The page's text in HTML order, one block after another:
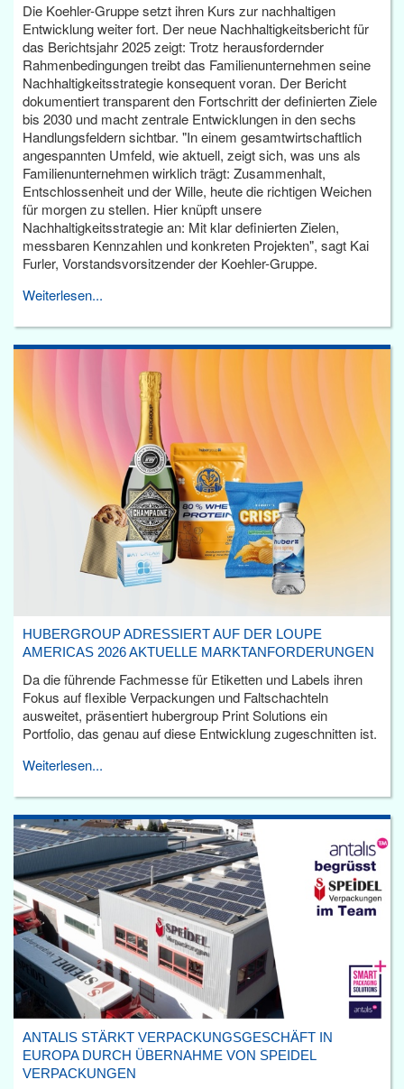
Die Koehler-Gruppe setzt ihren Kurs zur nachhaltigen
Entwicklung weiter fort. Der neue Nachhaltigkeitsbericht für
das Berichtsjahr 2025 zeigt: Trotz herausfordernder
Rahmenbedingungen treibt das Familienunternehmen seine
Nachhaltigkeitsstrategie konsequent voran. Der Bericht
dokumentiert transparent den Fortschritt der definierten Ziele
bis 2030 und macht zentrale Entwicklungen in den sechs
Handlungsfeldern sichtbar. "In einem gesamtwirtschaftlich
angespannten Umfeld, wie aktuell, zeigt sich, was uns als
Familienunternehmen wirklich trägt: Zusammenhalt,
Entschlossenheit und der Wille, heute die richtigen Weichen
für morgen zu stellen. Hier knüpft unsere
Nachhaltigkeitsstrategie an: Mit klar definierten Zielen,
messbaren Kennzahlen und konkreten Projekten", sagt Kai
Furler, Vorstandsvorsitzender der Koehler-Gruppe.
Weiterlesen...
HUBERGROUP ADRESSIERT AUF DER LOUPE
AMERICAS 2026 AKTUELLE MARKTANFORDERUNGEN
Da die führende Fachmesse für Etiketten und Labels ihren
Fokus auf flexible Verpackungen und Faltschachteln
ausweitet, präsentiert hubergroup Print Solutions ein
Portfolio, das genau auf diese Entwicklung zugeschnitten ist.
Weiterlesen...
ANTALIS STÄRKT VERPACKUNGSGESCHÄFT IN
EUROPA DURCH ÜBERNAHME VON SPEIDEL
VERPACKUNGEN